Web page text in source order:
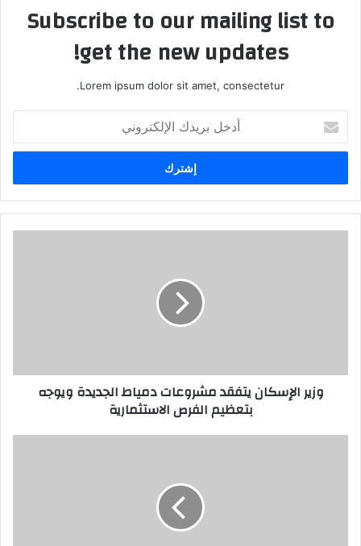
Subscribe to our mailing list to
get the new updates!
Lorem ipsum dolor sit amet, consectetur.
بريدك
الإلكتروني
وزير الإسكان يتفقد مشروعات دمياط الجديدة ويوجه
بتعظيم الفرص الاستثمارية